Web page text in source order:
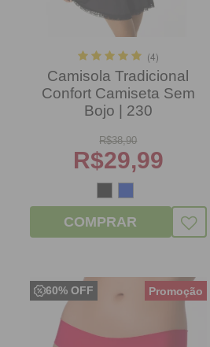
(4)
Camisola Tradicional
Confort Camiseta Sem
Bojo | 230
R$38,90
R$29,99
COMPRAR
60% OFF